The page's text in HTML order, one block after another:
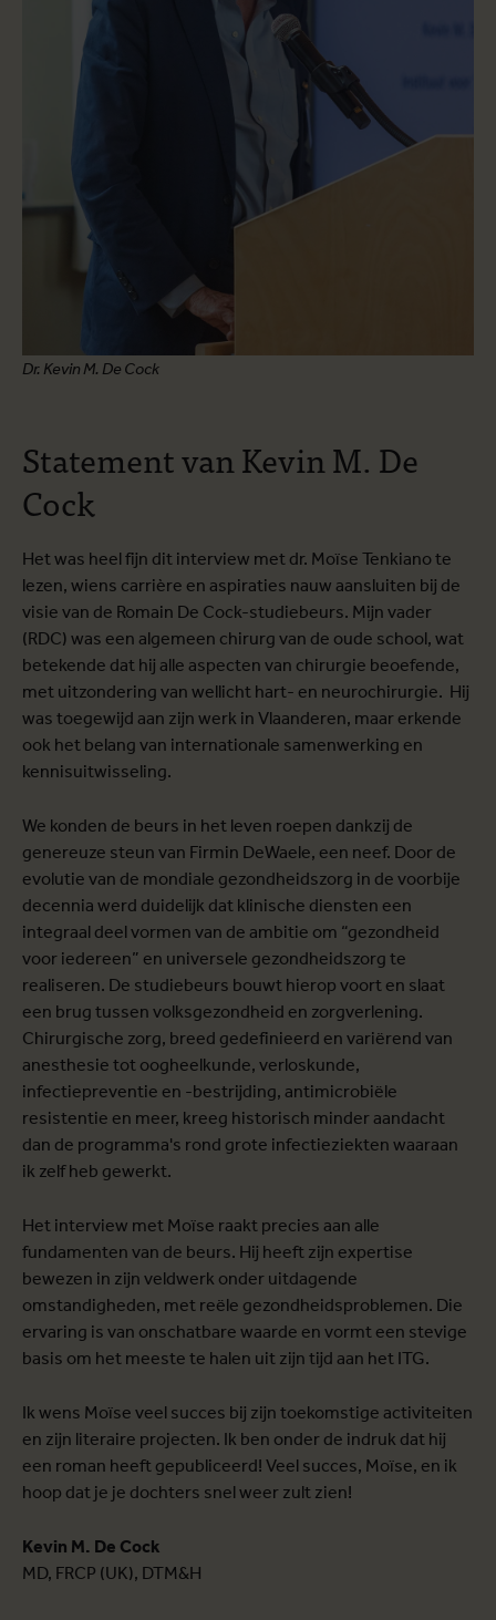
Dr. Kevin M. De Cock
Statement van Kevin M. De
Cock
Het was heel fijn dit interview met dr. Moïse Tenkiano te
lezen, wiens carrière en aspiraties nauw aansluiten bij de
visie van de Romain De Cock-studiebeurs. Mijn vader
(RDC) was een algemeen chirurg van de oude school, wat
betekende dat hij alle aspecten van chirurgie beoefende,
met uitzondering van wellicht hart- en neurochirurgie. Hij
was toegewijd aan zijn werk in Vlaanderen, maar erkende
ook het belang van internationale samenwerking en
kennisuitwisseling.
We konden de beurs in het leven roepen dankzij de
genereuze steun van Firmin DeWaele, een neef. Door de
evolutie van de mondiale gezondheidszorg in de voorbije
decennia werd duidelijk dat klinische diensten een
integraal deel vormen van de ambitie om “gezondheid
voor iedereen” en universele gezondheidszorg te
realiseren. De studiebeurs bouwt hierop voort en slaat
een brug tussen volksgezondheid en zorgverlening.
Chirurgische zorg, breed gedefinieerd en variërend van
anesthesie tot oogheelkunde, verloskunde,
infectiepreventie en -bestrijding, antimicrobiële
resistentie en meer, kreeg historisch minder aandacht
dan de programma's rond grote infectieziekten waaraan
ik zelf heb gewerkt.
Het interview met Moïse raakt precies aan alle
fundamenten van de beurs. Hij heeft zijn expertise
bewezen in zijn veldwerk onder uitdagende
omstandigheden, met reële gezondheidsproblemen. Die
ervaring is van onschatbare waarde en vormt een stevige
basis om het meeste te halen uit zijn tijd aan het ITG.
Ik wens Moïse veel succes bij zijn toekomstige activiteiten
en zijn literaire projecten. Ik ben onder de indruk dat hij
een roman heeft gepubliceerd! Veel succes, Moïse, en ik
hoop dat je je dochters snel weer zult zien!
Kevin M. De Cock
MD, FRCP (UK), DTM&H